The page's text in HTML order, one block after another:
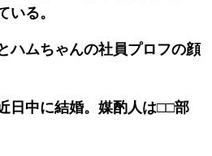
いる。
ハムちゃんの社員プロフの顔
日中に結婚。媒酌人は□□部